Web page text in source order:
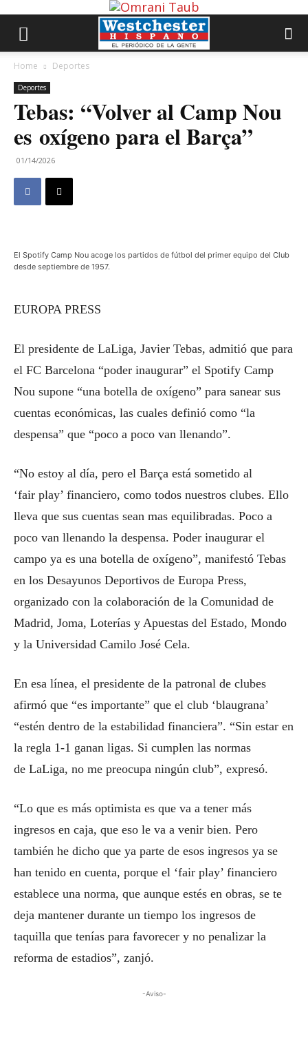
Home Deportes
Deportes
Tebas: “Volver al Camp Nou
es oxígeno para el Barça”
01/14/2026
El Spotify Camp Nou acoge los partidos de fútbol del primer equipo del Club
desde septiembre de 1957.
EUROPA PRESS
El presidente de LaLiga, Javier Tebas, admitió que para
el FC Barcelona “poder inaugurar” el Spotify Camp
Nou supone “una botella de oxígeno” para sanear sus
cuentas económicas, las cuales definió como “la
despensa” que “poco a poco van llenando”.
“No estoy al día, pero el Barça está sometido al
‘fair play’ financiero, como todos nuestros clubes. Ello
lleva que sus cuentas sean mas equilibradas. Poco a
poco van llenando la despensa. Poder inaugurar el
campo ya es una botella de oxígeno”, manifestó Tebas
en los Desayunos Deportivos de Europa Press,
organizado con la colaboración de la Comunidad de
Madrid, Joma, Loterías y Apuestas del Estado, Mondo
y la Universidad Camilo José Cela.
En esa línea, el presidente de la patronal de clubes
afirmó que “es importante” que el club ‘blaugrana’
“estén dentro de la estabilidad financiera”. “Sin estar en
la regla 1-1 ganan ligas. Si cumplen las normas
de LaLiga, no me preocupa ningún club”, expresó.
“Lo que es más optimista es que va a tener más
ingresos en caja, que eso le va a venir bien. Pero
también he dicho que ya parte de esos ingresos ya se
han tenido en cuenta, porque el ‘fair play’ financiero
establece una norma, que aunque estés en obras, se te
deja mantener durante un tiempo los ingresos de
taquilla que tenías para favorecer y no penalizar la
reforma de estadios”, zanjó.
-Aviso-